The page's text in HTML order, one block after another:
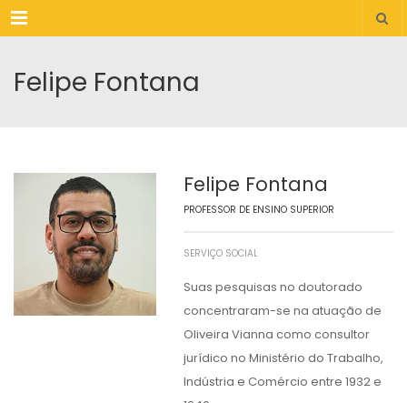
Menu
Felipe Fontana
Felipe Fontana
PROFESSOR DE ENSINO SUPERIOR
SERVIÇO SOCIAL
Suas pesquisas no doutorado
concentraram-se na atuação de
Oliveira Vianna como consultor
jurídico no Ministério do Trabalho,
Indústria e Comércio entre 1932 e